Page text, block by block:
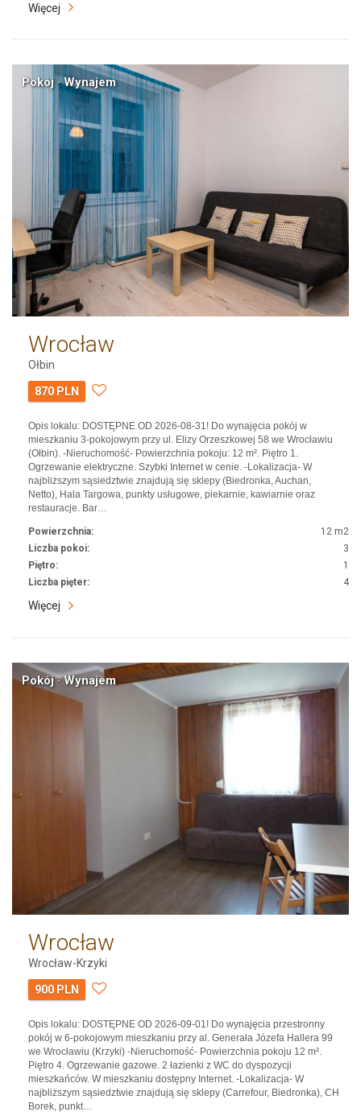
Więcej
Pokój · Wynajem
Wrocław
Ołbin
870 PLN
Opis lokalu: DOSTĘPNE OD 2026-08-31! Do wynajęcia pokój w
mieszkaniu 3-pokojowym przy ul. Elizy Orzeszkowej 58 we Wrocławiu
(Ołbin). -Nieruchomość- Powierzchnia pokoju: 12 m². Piętro 1.
Ogrzewanie elektryczne. Szybki Internet w cenie. -Lokalizacja- W
najbliższym sąsiedztwie znajdują się sklepy (Biedronka, Auchan,
Netto), Hala Targowa, punkty usługowe, piekarnie, kawiarnie oraz
restauracje. Bar…
Powierzchnia:
12 m2
Liczba pokoi:
3
Piętro:
1
Liczba pięter:
4
Więcej
Pokój · Wynajem
Wrocław
Wrocław-Krzyki
900 PLN
Opis lokalu: DOSTĘPNE OD 2026-09-01! Do wynajęcia przestronny
pokój w 6-pokojowym mieszkaniu przy al. Generała Józefa Hallera 99
we Wrocławiu (Krzyki) -Nieruchomość- Powierzchnia pokoju 12 m².
Piętro 4. Ogrzewanie gazowe. 2 łazienki z WC do dyspozycji
mieszkańców. W mieszkaniu dostępny Internet. -Lokalizacja- W
najbliższym sąsiedztwie znajdują się sklepy (Carrefour, Biedronka), CH
Borek, punkt…